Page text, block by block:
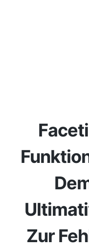
Zur